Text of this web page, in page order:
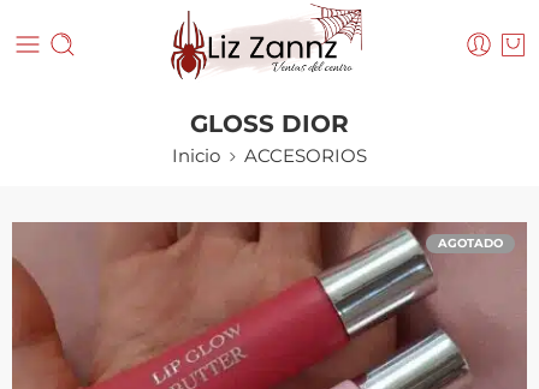
GLOSS DIOR
Inicio ACCESORIOS
AGOTADO